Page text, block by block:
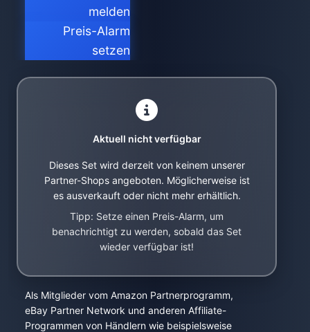
melden
Preis-Alarm
setzen
Aktuell nicht verfügbar
Dieses Set wird derzeit von keinem unserer
Partner-Shops angeboten. Möglicherweise ist
es ausverkauft oder nicht mehr erhältlich.
Tipp: Setze einen Preis-Alarm, um
benachrichtigt zu werden, sobald das Set
wieder verfügbar ist!
Als Mitglieder vom Amazon Partnerprogramm,
eBay Partner Network und anderen Affiliate-
Programmen von Händlern wie beispielsweise